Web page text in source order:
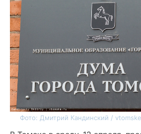
Фото: Дмитрий Кандинский /